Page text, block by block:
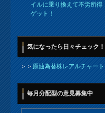
イルに乗り換えて不労所得
ゲット！
気になったら日々チェック！
＞＞原油為替株レアルチャート
毎月分配型の意見募集中